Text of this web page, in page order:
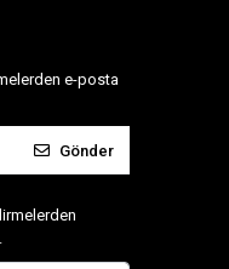
e-posta
Gönder